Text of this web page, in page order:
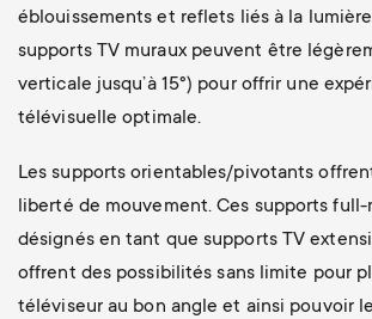
éblouissements et reflets liés à la
supports TV muraux peuvent être
verticale jusqu’à 15°) pour offrir une
télévisuelle optimale.
Les supports orientables/pivotants
liberté de mouvement. Ces supports
désignés en tant que supports TV
offrent des possibilités sans limite pour
téléviseur au bon angle et ainsi pouvoir